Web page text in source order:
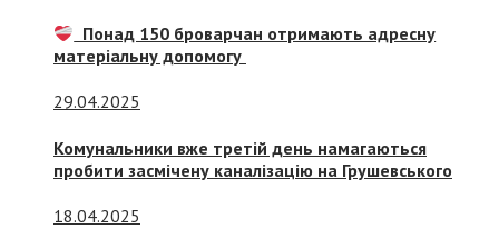
Понад 150 броварчан отримають адресну
матеріальну допомогу
29.04.2025
Комунальники вже третій день намагаються
пробити засмічену каналізацію на Грушевського
18.04.2025